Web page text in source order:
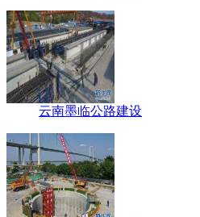
云南墨临公路建设